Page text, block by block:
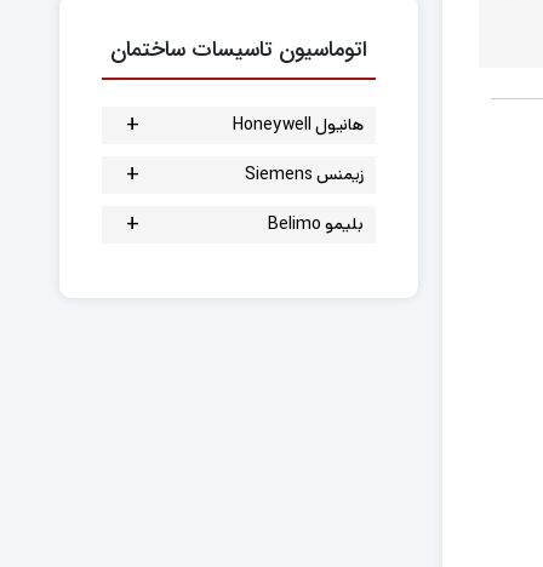
اتوماسیون تاسیسات ساختمان
+ هانیول Honeywell
شیر سه راهه موتوری
موتور شیر
+ زیمنس Siemens
شیر سه راهه موتوری
+ بلیمو Belimo